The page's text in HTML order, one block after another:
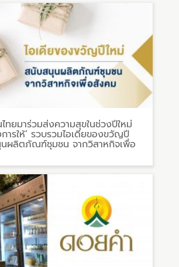
ทยมาร่วมส่งความสุขในช่วงปีใหม่
การให้’ รวบรวมไอเดียของขวัญปี
ผลิตภัณฑ์ชุมชน จากวิสาหกิจเพื่อ